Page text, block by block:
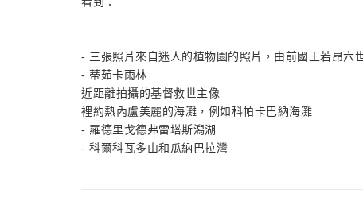
- 三張照片來自迷人的植物園的照片，由前國王若昂六
- 蒂茹卡雨林
近距離拍攝的基督救世主像
裡約熱內盧美麗的海灘，例如科帕卡巴納海灘
- 羅德里戈德弗雷塔斯潟湖
- 科爾科瓦多山和瓜納巴拉灣